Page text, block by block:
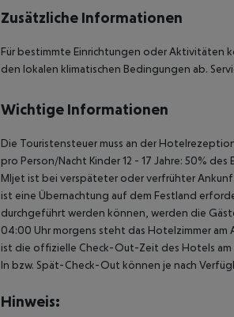
Zusätzliche Informationen
Für bestimmte Einrichtungen oder Aktivitäten
den lokalen klimatischen Bedingungen ab.
Wichtige Informationen
Die Touristensteuer muss an der
pro Person/Nacht Kinder 12 - 17 Jahre: 50%
Mljet ist bei verspäteter oder verfrühter
ist eine Übernachtung auf dem Festland
durchgeführt werden können, werden die
04:00 Uhr morgens steht das Hotelzimmer
ist die offizielle Check-Out-Zeit des Hotels am
In bzw. Spät-Check-Out können je nach
Hinweis: